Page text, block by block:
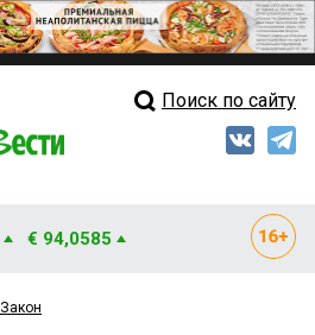
Свежий выпускПоиск по сайту
€ 94,0585
Закон